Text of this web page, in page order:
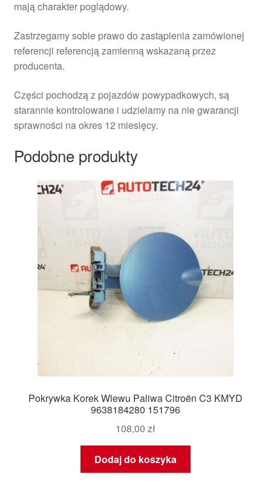
mają charakter poglądowy.
Zastrzegamy sobie prawo do zastąpienia zamówionej
referencji referencją zamienną wskazaną przez
producenta.
Części pochodzą z pojazdów powypadkowych, są
starannie kontrolowane i udzielamy na nie gwarancji
sprawności na okres 12 miesięcy.
Podobne produkty
Pokrywka Korek Wlewu Paliwa Citroën C3 KMYD
9638184280 151796
108,00 zł
Dodaj do koszyka